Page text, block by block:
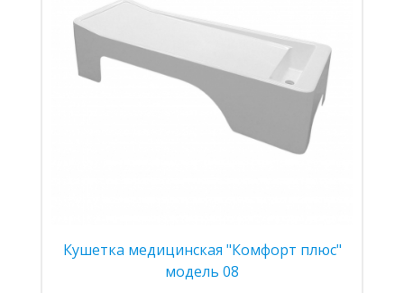
Кушетка медицинская "Комфорт плюс"
модель 08